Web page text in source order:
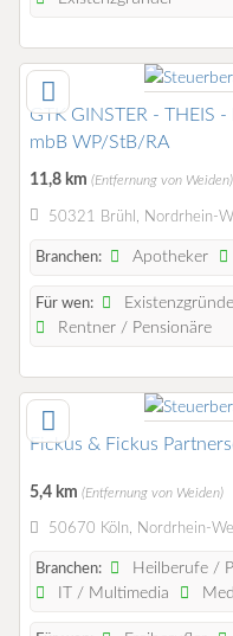
GTK GINSTER - THEIS -
mbB WP/StB/RA
11,8 km (Entfernung von Weiden)
50321 Brühl, Nordrhein-
Branchen: Apotheker
Für wen:
Rentner / Pensionäre
Fickus & Fickus
5,4 km (Entfernung von Weiden)
50670 Köln, Nordrhein-
Branchen:
Heilberufe /
IT / Multimedia